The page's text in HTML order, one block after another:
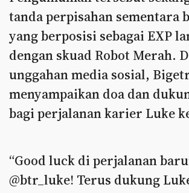
tanda perpisahan sementara
yang berposisi sebagai EXP
dengan skuad Robot Merah.
unggahan media sosial,
menyampaikan doa dan
bagi perjalanan karier Luke
“Good luck di perjalanan
@btr_luke! Terus dukung